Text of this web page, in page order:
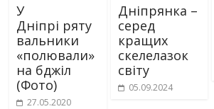
У
Дніпрі ряту
вальники
«полювали»
на бджіл
(Фото)
27.05.2020
Дніпрянка –
серед
кращих
скелелазок
світу
05.09.2024